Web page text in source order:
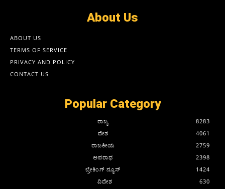
About Us
ABOUT US
TERMS OF SERVICE
PRIVACY AND POLICY
CONTACT US
Popular Category
ರಾಜ್ಯ
8283
ದೇಶ
4061
ರಾಜಕೀಯ
2759
ಅಪರಾಧ
2398
ಬ್ರೇಕಿಂಗ್ ನ್ಯೂಸ್
1424
ವಿದೇಶ
630